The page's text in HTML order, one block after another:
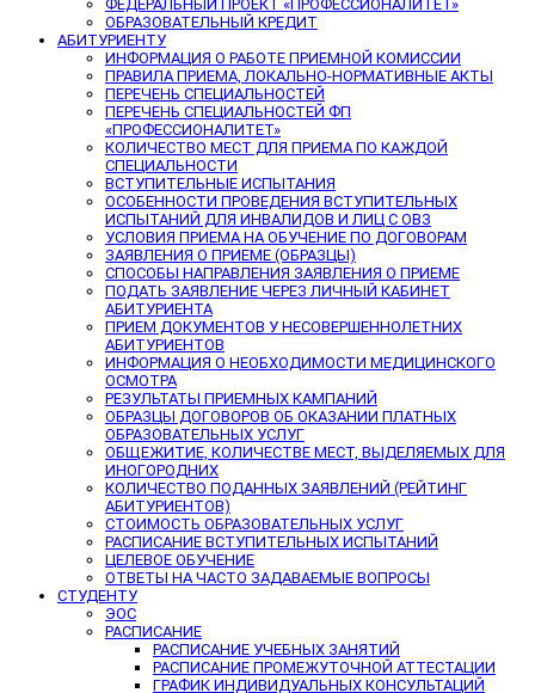
ФЕДЕРАЛЬНЫЙ ПРОЕКТ «ПРОФЕССИОНАЛИТЕТ»
ОБРАЗОВАТЕЛЬНЫЙ КРЕДИТ
АБИТУРИЕНТУ
ИНФОРМАЦИЯ О РАБОТЕ ПРИЕМНОЙ КОМИССИИ
ПРАВИЛА ПРИЕМА, ЛОКАЛЬНО-НОРМАТИВНЫЕ АКТЫ
ПЕРЕЧЕНЬ СПЕЦИАЛЬНОСТЕЙ
ПЕРЕЧЕНЬ СПЕЦИАЛЬНОСТЕЙ ФП
«ПРОФЕССИОНАЛИТЕТ»
КОЛИЧЕСТВО МЕСТ ДЛЯ ПРИЕМА ПО КАЖДОЙ
СПЕЦИАЛЬНОСТИ
ВСТУПИТЕЛЬНЫЕ ИСПЫТАНИЯ
ОСОБЕННОСТИ ПРОВЕДЕНИЯ ВСТУПИТЕЛЬНЫХ
ИСПЫТАНИЙ ДЛЯ ИНВАЛИДОВ И ЛИЦ С ОВЗ
УСЛОВИЯ ПРИЕМА НА ОБУЧЕНИЕ ПО ДОГОВОРАМ
ЗАЯВЛЕНИЯ О ПРИЕМЕ (ОБРАЗЦЫ)
СПОСОБЫ НАПРАВЛЕНИЯ ЗАЯВЛЕНИЯ О ПРИЕМЕ
ПОДАТЬ ЗАЯВЛЕНИЕ ЧЕРЕЗ ЛИЧНЫЙ КАБИНЕТ
АБИТУРИЕНТА
ПРИЕМ ДОКУМЕНТОВ У НЕСОВЕРШЕННОЛЕТНИХ
АБИТУРИЕНТОВ
ИНФОРМАЦИЯ О НЕОБХОДИМОСТИ МЕДИЦИНСКОГО
ОСМОТРА
РЕЗУЛЬТАТЫ ПРИЕМНЫХ КАМПАНИЙ
ОБРАЗЦЫ ДОГОВОРОВ ОБ ОКАЗАНИИ ПЛАТНЫХ
ОБРАЗОВАТЕЛЬНЫХ УСЛУГ
ОБЩЕЖИТИЕ, КОЛИЧЕСТВЕ МЕСТ, ВЫДЕЛЯЕМЫХ ДЛЯ
ИНОГОРОДНИХ
КОЛИЧЕСТВО ПОДАННЫХ ЗАЯВЛЕНИЙ (РЕЙТИНГ
АБИТУРИЕНТОВ)
СТОИМОСТЬ ОБРАЗОВАТЕЛЬНЫХ УСЛУГ
РАСПИСАНИЕ ВСТУПИТЕЛЬНЫХ ИСПЫТАНИЙ
ЦЕЛЕВОЕ ОБУЧЕНИЕ
ОТВЕТЫ НА ЧАСТО ЗАДАВАЕМЫЕ ВОПРОСЫ
СТУДЕНТУ
ЭОС
РАСПИСАНИЕ
РАСПИСАНИЕ УЧЕБНЫХ ЗАНЯТИЙ
РАСПИСАНИЕ ПРОМЕЖУТОЧНОЙ АТТЕСТАЦИИ
ГРАФИК ИНДИВИДУАЛЬНЫХ КОНСУЛЬТАЦИЙ